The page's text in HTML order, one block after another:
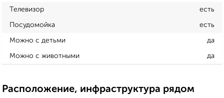
Телевизор есть
Посудомойка есть
Можно с детьми да
Можно с животными да
Расположение, инфраструктура рядом